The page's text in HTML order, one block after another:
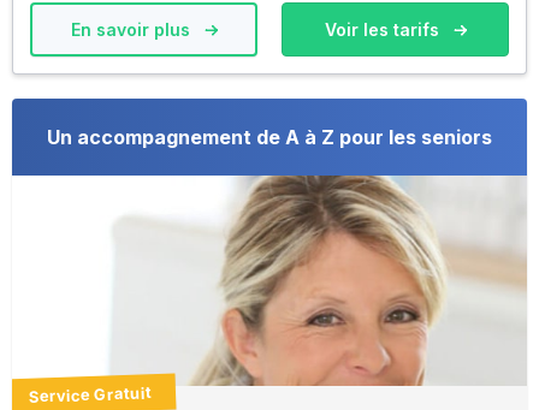
En savoir plus Voir les tarifs
Un accompagnement de A à Z pour les seniors
Service Gratuit